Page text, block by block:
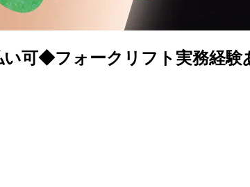
い可◆フォークリフト実務経